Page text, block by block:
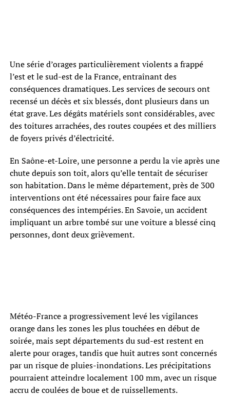
Une série d’orages particulièrement violents a frappé
l’est et le sud-est de la France, entraînant des
conséquences dramatiques. Les services de secours ont
recensé un décès et six blessés, dont plusieurs dans un
état grave. Les dégâts matériels sont considérables, avec
des toitures arrachées, des routes coupées et des milliers
de foyers privés d’électricité.
En Saône-et-Loire, une personne a perdu la vie après une
chute depuis son toit, alors qu’elle tentait de sécuriser
son habitation. Dans le même département, près de 300
interventions ont été nécessaires pour faire face aux
conséquences des intempéries. En Savoie, un accident
impliquant un arbre tombé sur une voiture a blessé cinq
personnes, dont deux grièvement.
Météo-France a progressivement levé les vigilances
orange dans les zones les plus touchées en début de
soirée, mais sept départements du sud-est restent en
alerte pour orages, tandis que huit autres sont concernés
par un risque de pluies-inondations. Les précipitations
pourraient atteindre localement 100 mm, avec un risque
accru de coulées de boue et de ruissellements.